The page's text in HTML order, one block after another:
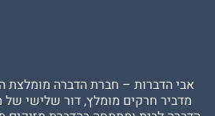
– חברת הדברה מומלצת המנוהלת
חרקים מומלץ, דור שלישי של מדבירים,